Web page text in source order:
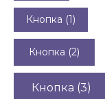
Кнопка (1)
Кнопка (2)
Кнопка (3)